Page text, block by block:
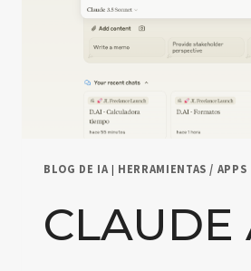
BLOG DE IA | HERRAMIENTAS / APPS
CLAUDE